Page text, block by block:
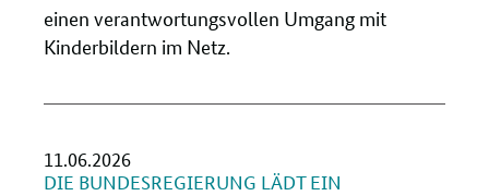
einen verantwortungsvollen Umgang mit
Kinderbildern im Netz.
11.06.2026
DIE BUNDESREGIERUNG LÄDT EIN